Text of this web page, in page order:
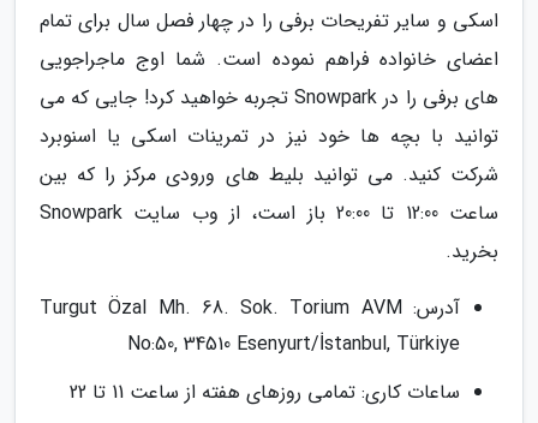
اسکی و سایر تفریحات برفی را در چهار فصل سال برای تمام
اعضای خانواده فراهم نموده است. شما اوج ماجراجویی
های برفی را در Snowpark تجربه خواهید کرد! جایی که می
توانید با بچه ها خود نیز در تمرینات اسکی یا اسنوبرد
شرکت کنید. می توانید بلیط های ورودی مرکز را که بین
ساعت 12:00 تا 20:00 باز است، از وب سایت Snowpark
بخرید.
آدرس: Turgut Özal Mh. 68. Sok. Torium AVM
No:50, 34510 Esenyurt/İstanbul, Türkiye
ساعات کاری: تمامی روزهای هفته از ساعت 11 تا 22